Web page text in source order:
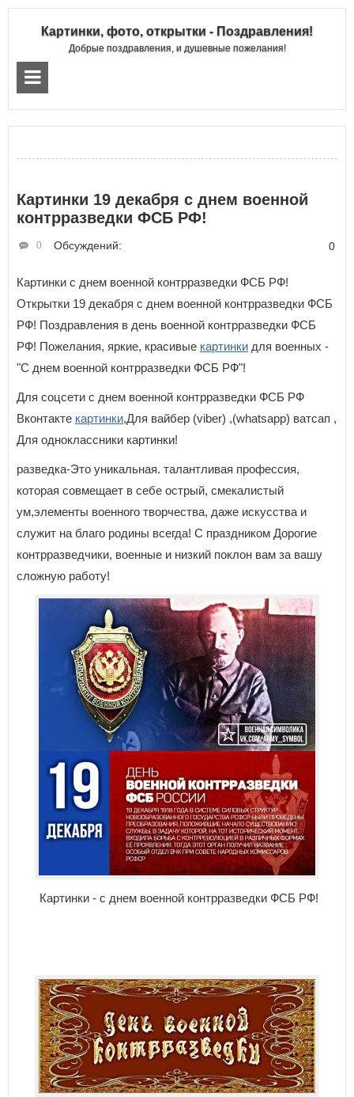
Картинки, фото, открытки - Поздравления!
Добрые поздравления, и душевные пожелания!
Картинки 19 декабря с днем военной
контрразведки ФСБ РФ!
Обсуждений:
0 0
Картинки с днем военной контрразведки ФСБ РФ!
Открытки 19 декабря с днем военной контрразведки ФСБ
РФ! Поздравления в день военной контрразведки ФСБ
РФ! Пожелания, яркие, красивые картинки для военных -
"С днем военной контрразведки ФСБ РФ"!
Для соцсети с днем военной контрразведки ФСБ РФ
Вконтакте картинки,Для вайбер (viber) ,(whatsapp) ватсап ,
Для одноклассники картинки!
разведка-Это уникальная. талантливая профессия,
которая совмещает в себе острый, смекалистый
ум,элементы военного творчества, даже искусства и
служит на благо родины всегда! С праздником Дорогие
контрразведчики, военные и низкий поклон вам за вашу
сложную работу!
Картинки - с днем военной контрразведки ФСБ РФ!